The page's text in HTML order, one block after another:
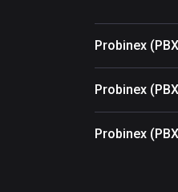
Probinex
Probinex
Probinex